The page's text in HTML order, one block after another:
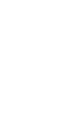
ricevere e ci
aggiornamenti
licenza o
che noi
da atti
può
che limita la